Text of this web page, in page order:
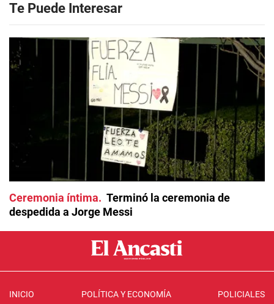
Te Puede Interesar
Ceremonia íntima
Terminó la ceremonia de
despedida a Jorge Messi
INICIO POLÍTICA Y ECONOMÍA POLICIALES